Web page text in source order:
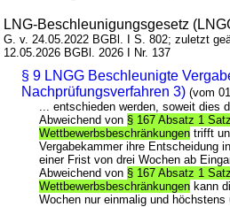
LNG-Beschleunigungsgesetz
G. v. 24.05.2022 BGBl. I S. 802; zuletzt
12.05.2026 BGBl. 2026 I Nr. 137
§ 9 LNGG Beschleunigte
Nachprüfungsverfahren 3) (vom
... entschieden werden, soweit dies
Abweichend von § 167 Absatz 1
Wettbewerbsbeschränkungen trifft
Vergabekammer ihre Entscheidung
einer Frist von drei Wochen ab
Abweichend von § 167 Absatz 1
Wettbewerbsbeschränkungen kann
Wochen nur einmalig und höchstens